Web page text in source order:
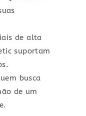
de alta
suportam
busca
de um